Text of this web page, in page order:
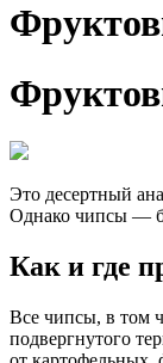
Это десертный
Однако чипсы —
Как и где
Все чипсы, в том
подвергнутого